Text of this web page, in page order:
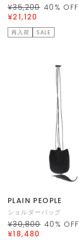
¥35,200 40 % OFF
¥21,120
再入荷 SALE
PLAIN PEOPLE
ショルダーバッグ
¥30,800 40 % OFF
¥18,480